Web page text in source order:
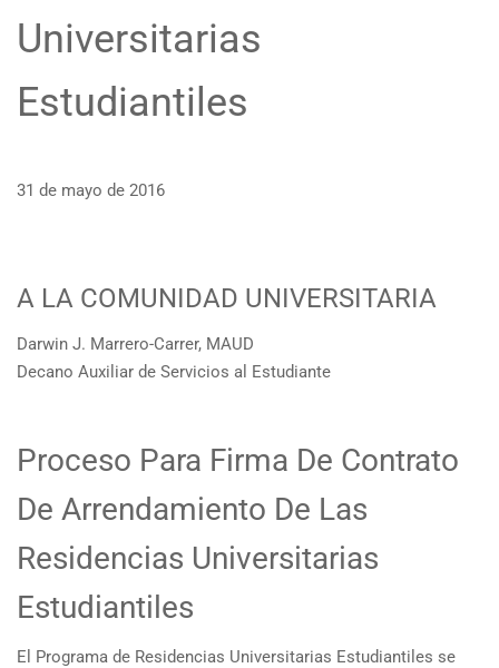
Universitarias
Estudiantiles
31 de mayo de 2016
A LA COMUNIDAD UNIVERSITARIA
Darwin J. Marrero-Carrer, MAUD
Decano Auxiliar de Servicios al Estudiante
Proceso Para Firma De Contrato
De Arrendamiento De Las
Residencias Universitarias
Estudiantiles
El Programa de Residencias Universitarias Estudiantiles se